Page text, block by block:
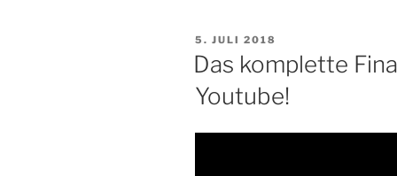
VERÖFFENTLICHT
AM
5. JULI 2018
Das komplette
Youtube!